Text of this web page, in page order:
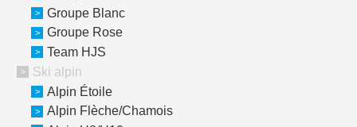
Groupe Blanc
Groupe Rose
Team HJS
Ski alpin
Alpin Étoile
Alpin Flèche/Chamois